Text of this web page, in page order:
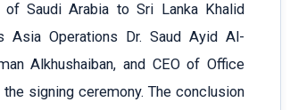
Saudi Arabia to Sri Lanka Khalid
Asia Operations Dr. Saud Ayid Al-
Alkhushaiban, and CEO of Office
signing ceremony. The conclusion